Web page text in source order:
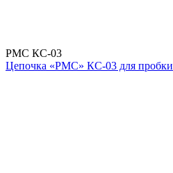
РМС КС-03
Цепочка «РМС» КС-03 для пробки